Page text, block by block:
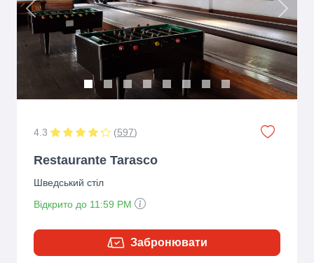
Previous Next
4.3 (597)
Restaurante Tarasco
Шведський стіл
Відкрито до 11:59 PM
Забронювати